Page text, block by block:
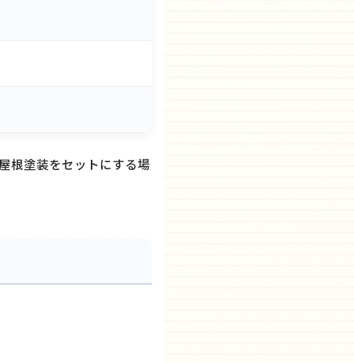
根塗装をセットにする場